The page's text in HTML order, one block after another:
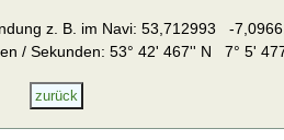
z. B. im Navi: 53,712993 -
/ Sekunden: 53° 42' 467'' N 7° 5'